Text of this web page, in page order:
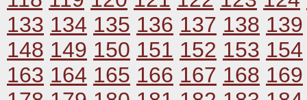
133 134 135 136 137 138 139
148 149 150 151 152 153 154
163 164 165 166 167 168 169